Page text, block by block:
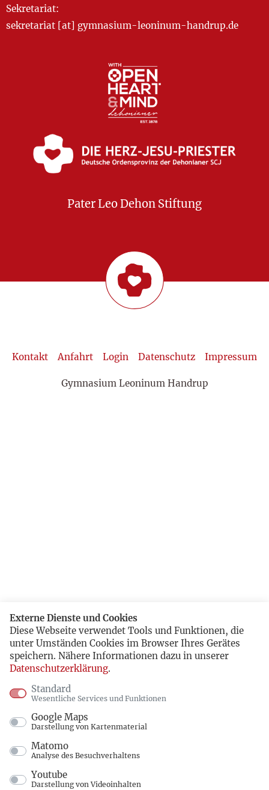
Sekretariat:
sekretariat [at] gymnasium-leoninum-handrup.de
Pater Leo Dehon Stiftung
Kontakt Anfahrt Login Datenschutz Impressum
Gymnasium Leoninum Handrup
Externe Dienste und Cookies
Diese Webseite verwendet Tools und Funktionen, die
unter Umständen Cookies im Browser Ihres Gerätes
speichern. Nähere Informationen dazu in unserer
Datenschutzerklärung.
Standard
Wesentliche Services und Funktionen
Google Maps
Darstellung von Kartenmaterial
Matomo
Analyse des Besuchverhaltens
Youtube
Darstellung von Videoinhalten